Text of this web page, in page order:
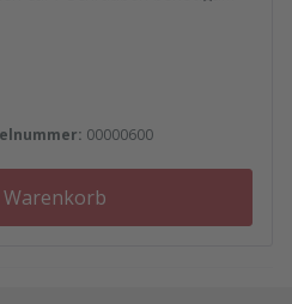
00000600
Warenkorb